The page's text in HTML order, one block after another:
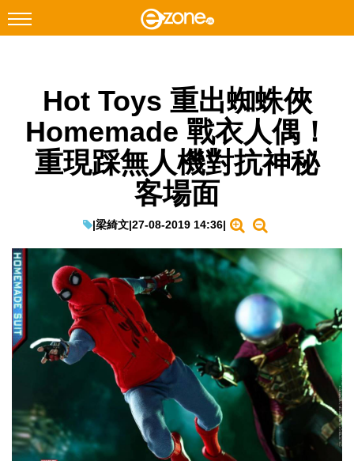
Facebook Instagram
科技焦點
網絡生活
EduTech
IT Times
生成式AI與雲端應用
Enterprise Digital Transformation
Hot Toys 重出蜘蛛俠
Homemade 戰衣人偶！
重現踩無人機對抗神秘
客場面
|梁綺文|27-08-2019 14:36|